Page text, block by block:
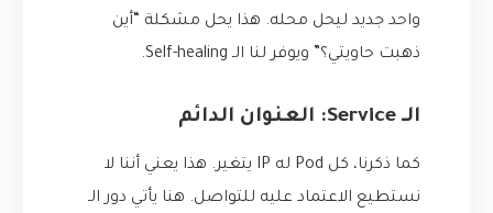
واحد جديد ليحل محله. هذا يحل مشكلة “أين
ذهبت حاويتي؟” ويوفر لنا الـ Self-healing.
الـ Service: العنوان الدائم
كما ذكرنا، كل Pod له IP يتغير. هذا يعني أننا لا
نستطيع الاعتماد عليه للتواصل. هنا يأتي دور الـ